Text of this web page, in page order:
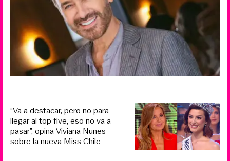
“Va a destacar, pero no para
llegar al top five, eso no va a
pasar”, opina Viviana Nunes
sobre la nueva Miss Chile